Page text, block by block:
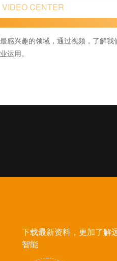
VIDEO CENTER
感兴趣的领域，通过视频，了解我
运用。
下载最新资料，更加了解
智能